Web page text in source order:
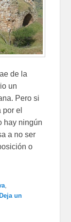
de la
un
Pero si
el
hay ningún
a no ser
o
,
Deja un